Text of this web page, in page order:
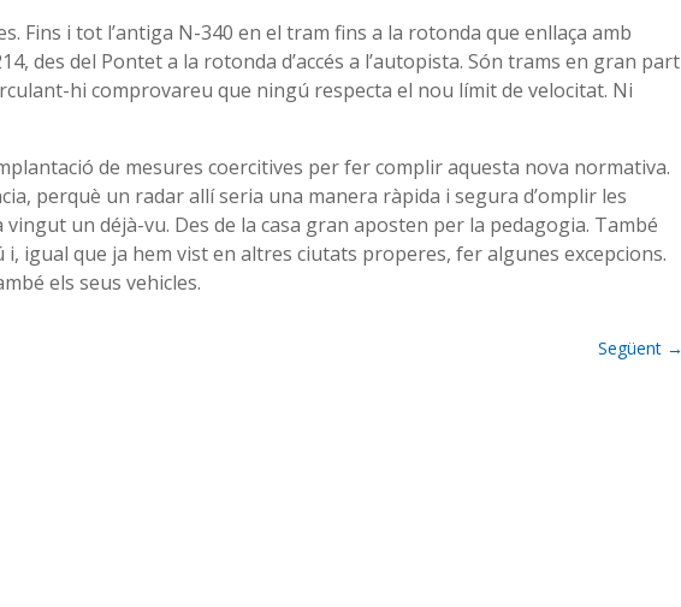
Fins i tot l’antiga N-340 en el tram fins a la rotonda que enllaça amb
des del Pontet a la rotonda d’accés a l’autopista. Són trams en gran part
hi comprovareu que ningú respecta el nou límit de velocitat. Ni
de mesures coercitives per fer complir aquesta nova normativa.
perquè un radar allí seria una manera ràpida i segura d’omplir les
vingut un déjà-vu. Des de la casa gran aposten per la pedagogia. També
igual que ja hem vist en altres ciutats properes, fer algunes excepcions.
els seus vehicles.
Següent →